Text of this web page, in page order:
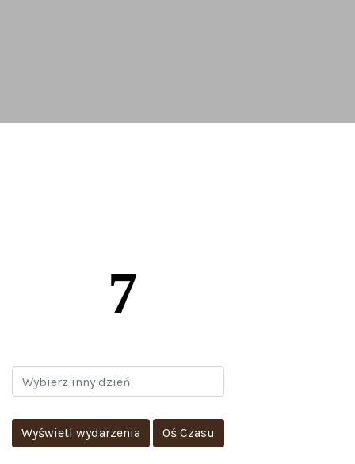
7
Wyświetl wydarzenia Oś Czasu